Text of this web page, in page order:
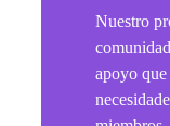
Nuestro
apoyo que